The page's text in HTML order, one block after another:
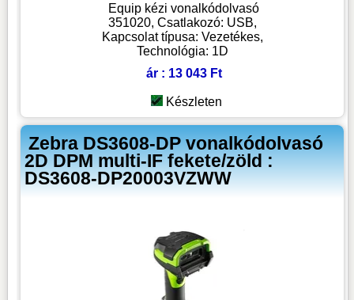
Equip kézi vonalkódolvasó
351020, Csatlakozó: USB,
Kapcsolat típusa: Vezetékes,
Technológia: 1D
ár : 13 043 Ft
Készleten
Zebra DS3608-DP vonalkódolvasó
2D DPM multi-IF fekete/zöld :
DS3608-DP20003VZWW